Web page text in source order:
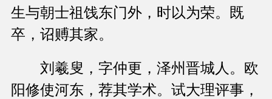
生与朝士祖饯东门外，时以为荣。既
卒，诏赙其家。
刘羲叟，字仲更，泽州晋城人。欧
阳修使河东，荐其学术。试大理评事，